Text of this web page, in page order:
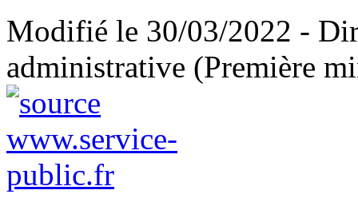
Modifié le 30/03/2022 -
administrative (Première